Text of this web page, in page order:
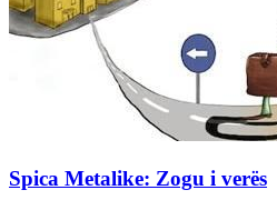
Spica Metalike: Zogu i verës